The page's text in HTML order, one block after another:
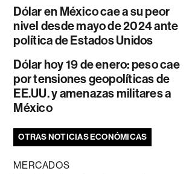
Dólar en México cae a su peor
nivel desde mayo de 2024 ante
política de Estados Unidos
Dólar hoy 19 de enero: peso cae
por tensiones geopolíticas de
EE.UU. y amenazas militares a
México
OTRAS NOTICIAS ECONÓMICAS
MERCADOS